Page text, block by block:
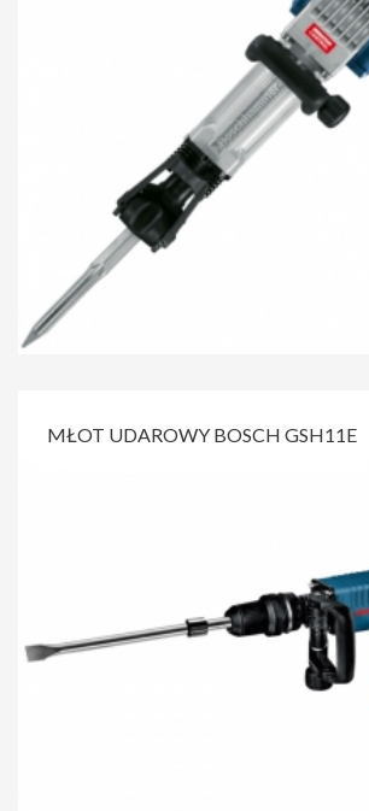
MŁOT UDAROWY BOSCH GSH11E